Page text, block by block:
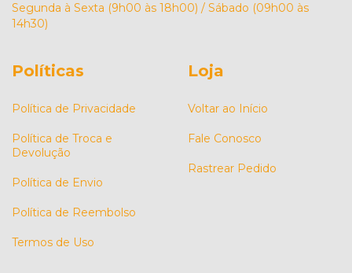
Segunda à Sexta (9h00 às 18h00) / Sábado (09h00 às
14h30)
Políticas
Política de Privacidade
Política de Troca e
Devolução
Política de Envio
Política de Reembolso
Termos de Uso
Loja
Voltar ao Início
Fale Conosco
Rastrear Pedido